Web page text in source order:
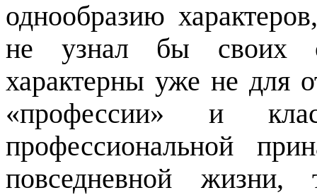
однообразию
не узнал бы своих
характерны уже не для
«профессии» и
профессиональной
повседневной жизни,